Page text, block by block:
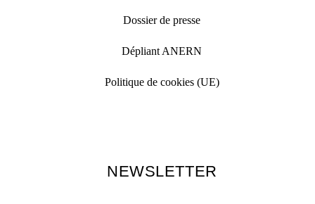
Dossier de presse
Dépliant ANERN
Politique de cookies (UE)
NEWSLETTER